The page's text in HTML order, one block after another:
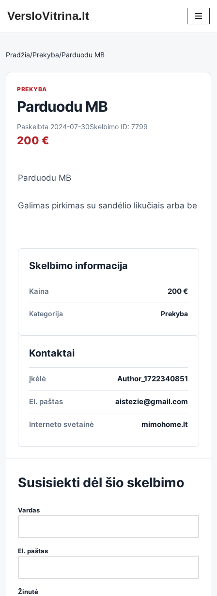
VersloVitrina.lt
Pradžia/Prekyba/Parduodu MB
PREKYBA
Parduodu MB
Paskelbta 2024-07-30Skelbimo ID: 7799
200 €
Parduodu MB
Galimas pirkimas su sandėlio likučiais arba be
Skelbimo informacija
Kaina 200 €
Kategorija Prekyba
Kontaktai
Įkėlė Author_1722340851
El. paštas aistezie@gmail.com
Interneto svetainė mimohome.lt
Susisiekti dėl šio skelbimo
Vardas
El. paštas
Žinutė